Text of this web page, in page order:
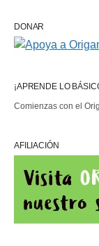
DONAR
¡APRENDE LO
Comienzas con el
AFILIACIÓN